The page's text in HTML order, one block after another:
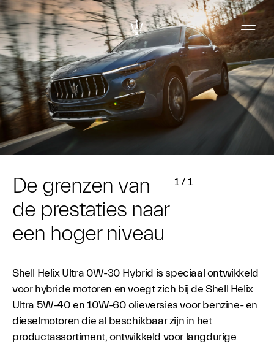
De grenzen van
de prestaties naar
een hoger niveau
1/1
Shell Helix Ultra 0W-30 Hybrid is speciaal ontwikkeld
voor hybride motoren en voegt zich bij de Shell Helix
Ultra 5W-40 en 10W-60 olieversies voor benzine- en
dieselmotoren die al beschikbaar zijn in het
productassortiment, ontwikkeld voor langdurige